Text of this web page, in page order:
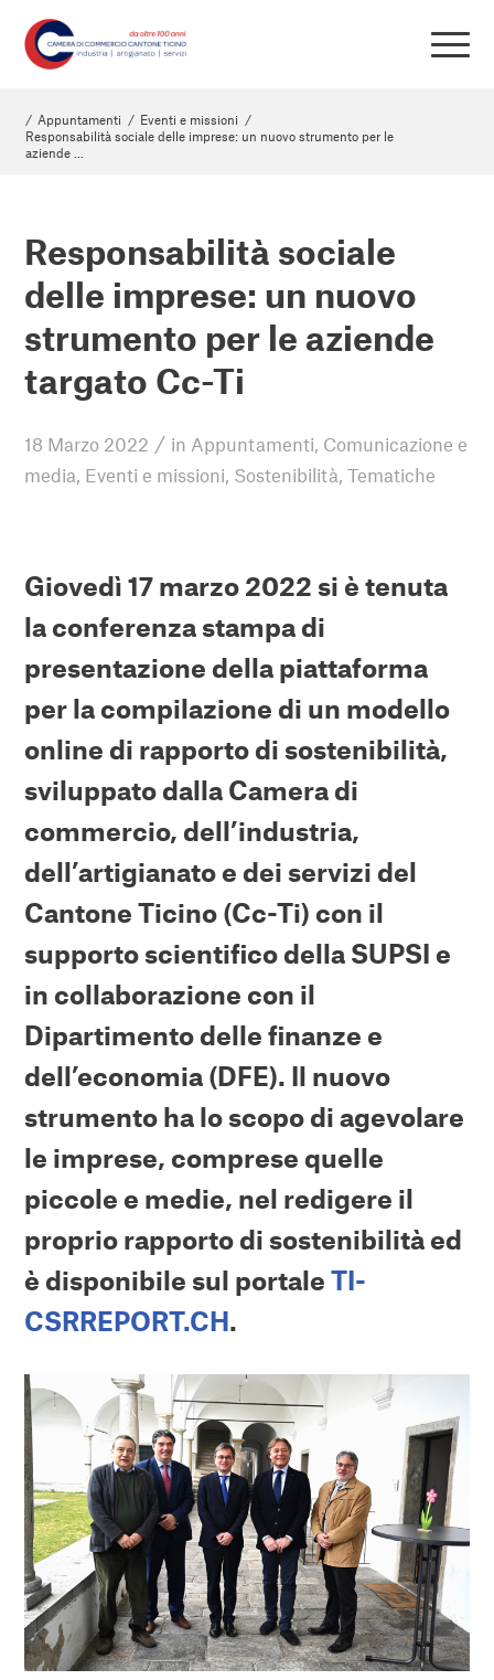
/ Appuntamenti / Eventi e missioni /
Responsabilità sociale delle imprese: un nuovo strumento per le
aziende ...
Responsabilità sociale
delle imprese: un nuovo
strumento per le aziende
targato Cc-Ti
18 Marzo 2022 / in Appuntamenti, Comunicazione e
media, Eventi e missioni, Sostenibilità,Tematiche
Giovedì 17 marzo 2022 si è tenuta
la conferenza stampa di
presentazione della piattaforma
per la compilazione di un modello
online di rapporto di sostenibilità,
sviluppato dalla Camera di
commercio, dell’industria,
dell’artigianato e dei servizi del
Cantone Ticino (Cc-Ti) con il
supporto scientifico della SUPSI e
in collaborazione con il
Dipartimento delle finanze e
dell’economia (DFE). Il nuovo
strumento ha lo scopo di agevolare
le imprese, comprese quelle
piccole e medie, nel redigere il
proprio rapporto di sostenibilità ed
è disponibile sul portaleTI-
CSRREPORT.CH.